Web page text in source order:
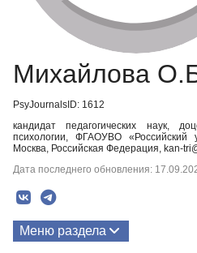
Михайлова
PsyJournalsID: 1612
кандидат педагогических наук,
психологии, ФГАОУВО «Российский
Москва, Российская Федерация, kan-
Дата последнего обновления:
Меню раздела